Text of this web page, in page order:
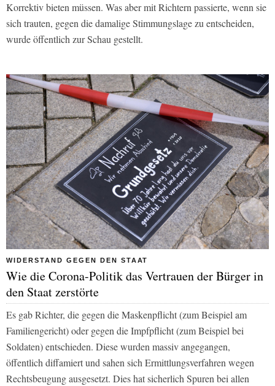
Korrektiv bieten müssen. Was aber mit Richtern passierte, wenn sie
sich trauten, gegen die damalige Stimmungslage zu entscheiden,
wurde öffentlich zur Schau gestellt.
WIDERSTAND GEGEN DEN STAAT
Wie die Corona-Politik das Vertrauen der Bürger in
den Staat zerstörte
Es gab Richter, die gegen die Maskenpflicht (zum Beispiel am
Familiengericht) oder gegen die Impfpflicht (zum Beispiel bei
Soldaten) entschieden. Diese wurden massiv angegangen,
öffentlich diffamiert und sahen sich Ermittlungsverfahren wegen
Rechtsbeugung ausgesetzt. Dies hat sicherlich Spuren bei allen